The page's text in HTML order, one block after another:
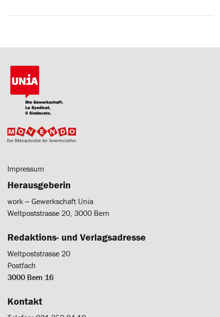
Impressum
Herausgeberin
work ‒ Gewerkschaft Unia
Weltpoststrasse 20, 3000 Bern
Redaktions- und Verlagsadresse
Weltpoststrasse 20
Postfach
3000 Bern 16
Kontakt